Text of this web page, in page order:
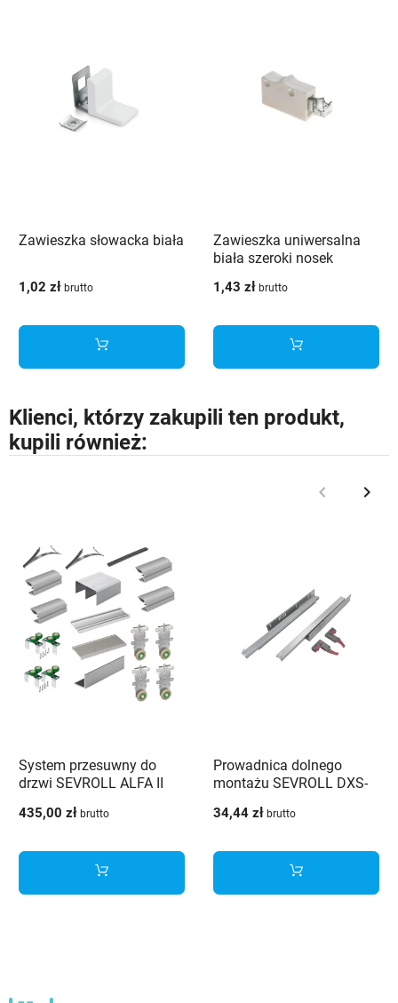
Zawieszka słowacka biała
1,02 zł brutto
Zawieszka uniwersalna
biała szeroki nosek
1,43 zł brutto
Klienci, którzy zakupili ten produkt,
kupili również:
Poprzedni
keyboard_arrow_left keyboard_arrow_right
System przesuwny do
drzwi SEVROLL ALFA II
435,00 zł brutto
Prowadnica dolnego
montażu SEVROLL DXS-
regulacja 3D
34,44 zł brutto